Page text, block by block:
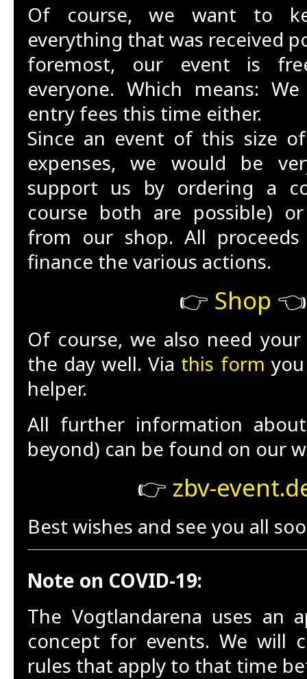
Of course, we want to
everything that was received
foremost, our event is
everyone. Which means:
entry fees this time either.
Since an event of this size
expenses, we would be
support us by ordering a
course both are possible)
from our shop. All
finance the various actions.
👉 Shop 👈
Of course, we also need
the day well. Via this form
helper.
All further information
beyond) can be found on our
👉 zbv-
Best wishes and see you all
Note on COVID-19:
The Vogtlandarena uses an
concept for events. We will
rules that apply to that time